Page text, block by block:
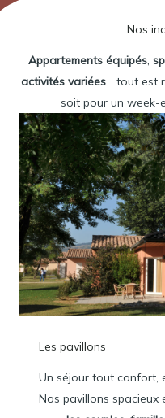
Nos
Appartements équipés,
activités variées… tout est
soit pour un week-
Les pavillons
Un séjour tout confort,
Nos pavillons